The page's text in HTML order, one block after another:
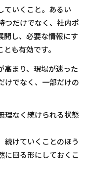
ていくこと。あるい
つだけでなく、社内ポ
開し、必要な情報にす
も有効です。
高まり、現場が迷った
けでなく、一部だけの
理なく続けられる状態
続けていくことのほう
に回る形にしておくこ